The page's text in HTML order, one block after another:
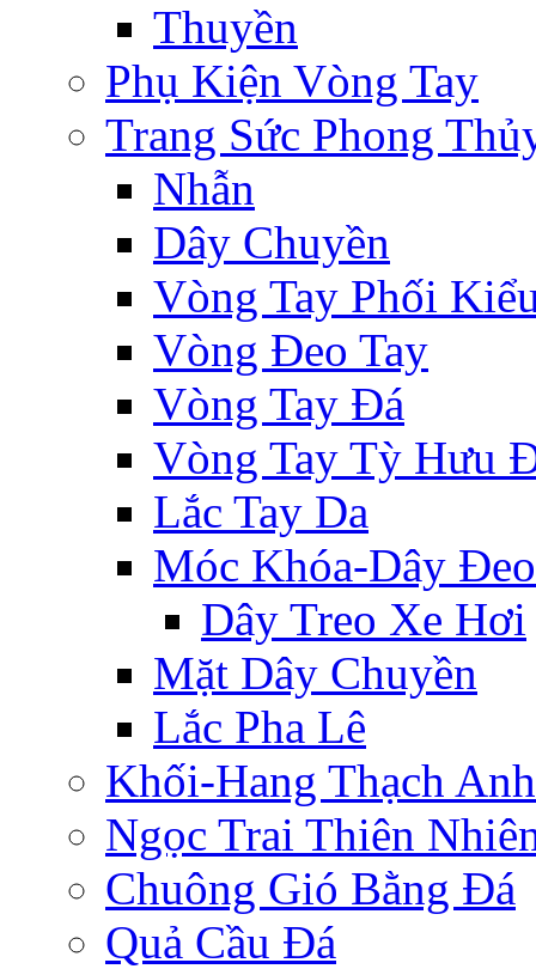
Thuyền
Phụ Kiện Vòng Tay
Trang Sức Phong
Nhẫn
Dây Chuyền
Vòng Tay Phối
Vòng Đeo Tay
Vòng Tay Đá
Vòng Tay Tỳ Hưu
Lắc Tay Da
Móc Khóa-Dây Đeo
Dây Treo Xe Hơi
Mặt Dây Chuyền
Lắc Pha Lê
Khối-Hang Thạch Anh
Ngọc Trai Thiên
Chuông Gió Bằng Đá
Quả Cầu Đá